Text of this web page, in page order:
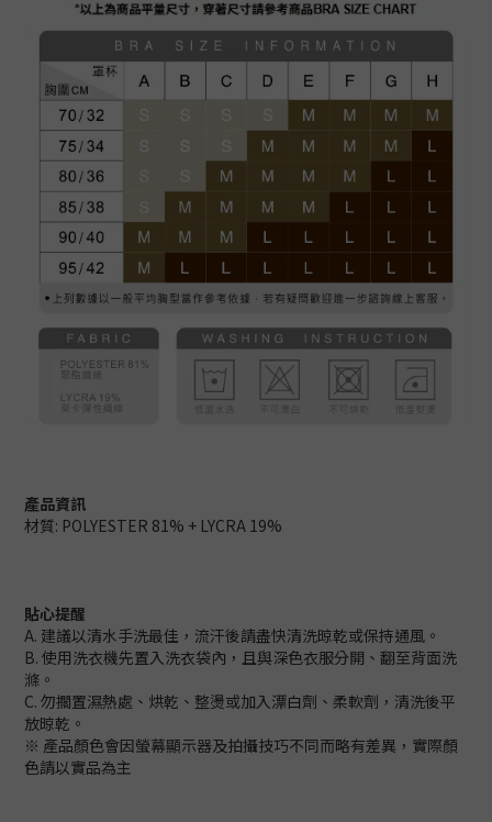
產品資訊
材質: POLYESTER 81% + LYCRA 19%
貼心提醒
A. 建議以清水手洗最佳，流汗後請盡快清洗晾乾或保持通風。
B. 使用洗衣機先置入洗衣袋內，且與深色衣服分開、翻至背面洗
滌。
C. 勿擱置濕熱處、烘乾、整燙或加入漂白劑、柔軟劑，清洗後平
放晾乾。
※ 產品顏色會因螢幕顯示器及拍攝技巧不同而略有差異，實際顏
色請以實品為主